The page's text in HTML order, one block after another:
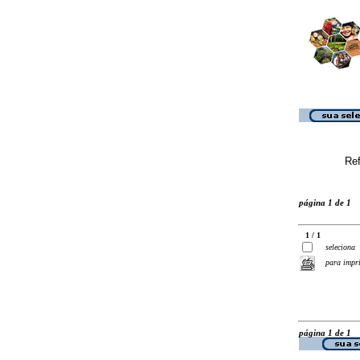
página 1 de 1
1 / 1
seleciona
para
página 1 de 1